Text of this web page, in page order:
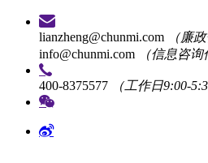
lianzheng@chunmi.com
（廉
info@chunmi.com
（信息咨询
400-8375577 （工作日9:00-